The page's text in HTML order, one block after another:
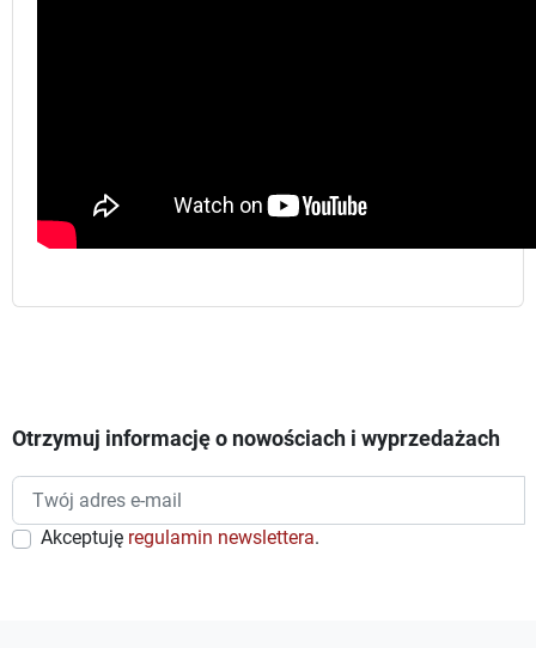
Otrzymuj informację o nowościach i wyprzedażach
Akceptuję regulamin newslettera.